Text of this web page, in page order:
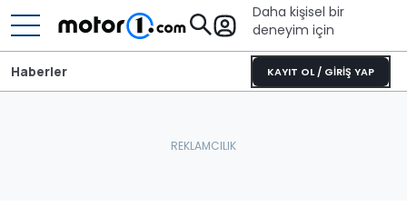
Daha kişisel bir
deneyim için
KAYIT OL / GİRİŞ YAP
Haberler